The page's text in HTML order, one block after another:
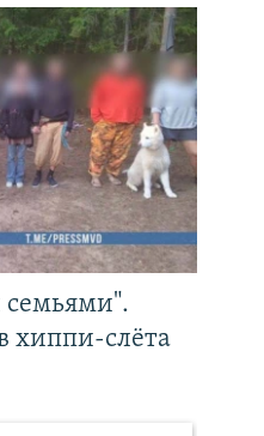
хиппи-слёта